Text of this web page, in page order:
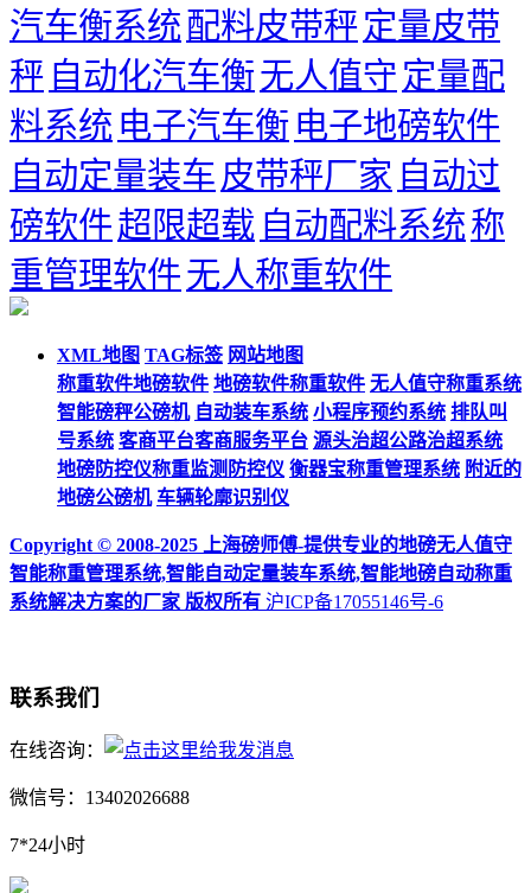
汽车衡系统 配料皮带秤定量皮带
秤 自动化汽车衡无人值守 定量配
料系统 电子汽车衡 电子地磅软件
自动定量装车 皮带秤厂家 自动过
磅软件超限超载 自动配料系统称
重管理软件无人称重软件
XML地图 TAG标签 网站地图
称重软件地磅软件 地磅软件称重软件 无人值守称重系统
智能磅秤公磅机 自动装车系统 小程序预约系统 排队叫
号系统 客商平台客商服务平台 源头治超公路治超系统
地磅防控仪称重监测防控仪 衡器宝称重管理系统 附近的
地磅公磅机 车辆轮廓识别仪
Copyright © 2008-2025 上海磅师傅-提供专业的地磅无人值守
智能称重管理系统,智能自动定量装车系统,智能地磅自动称重
系统解决方案的厂家 版权所有 沪ICP备17055146号-6
联系我们
在线咨询：
微信号：13402026688
7*24小时